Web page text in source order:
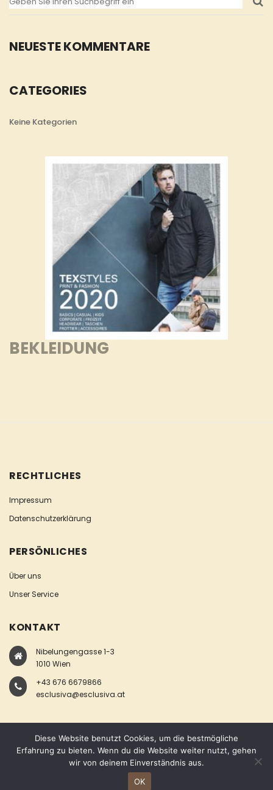
NEUESTE KOMMENTARE
CATEGORIES
Keine Kategorien
BEKLEIDUNG
RECHTLICHES
Impressum
Datenschutzerklärung
PERSÖNLICHES
Über uns
Unser Service
KONTAKT
Nibelungengasse 1-3
1010 Wien
+43 676 6679866
esclusiva@esclusiva.at
COPYRIGHT © ESCLUSIVA
Diese Website benutzt Cookies, um die bestmögliche
Erfahrung zu bieten. Wenn du die Website weiter nutzt, gehen
wir von deinem Einverständnis aus.
OK